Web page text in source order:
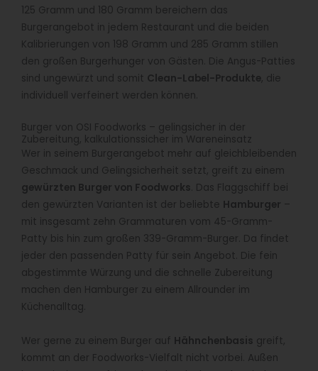
125 Gramm und 180 Gramm bereichern das
Burgerangebot in jedem Restaurant und die beiden
Kalibrierungen von 198 Gramm und 285 Gramm stillen
den großen Burgerhunger von Gästen. Die Angus-Patties
sind ungewürzt und somit Clean-Label-Produkte, die
individuell verfeinert werden können.
Burger von OSI Foodworks – gelingsicher in der
Zubereitung, kalkulationssicher im Wareneinsatz
Wer in seinem Burgerangebot mehr auf gleichbleibenden
Geschmack und Gelingsicherheit setzt, greift zu einem
gewürzten Burger von Foodworks . Das Flaggschiff bei
den gewürzten Varianten ist der beliebte Hamburger –
mit insgesamt zehn Grammaturen vom 45-Gramm-
Patty bis hin zum großen 339-Gramm-Burger. Da findet
jeder den passenden Patty für sein Angebot. Die fein
abgestimmte Würzung und die schnelle Zubereitung
machen den Hamburger zu einem Allrounder im
Küchenalltag.
Wer gerne zu einem Burger auf Hähnchenbasis greift,
kommt an der Foodworks-Vielfalt nicht vorbei. Außen